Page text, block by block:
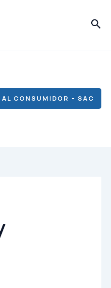
CONSUMIDOR - SAC